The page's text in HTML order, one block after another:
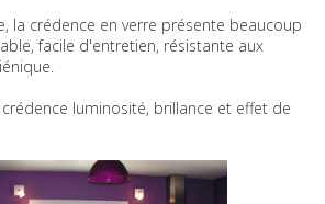
la crédence en verre présente beaucoup
facile d'entretien, résistante aux
luminosité, brillance et effet de